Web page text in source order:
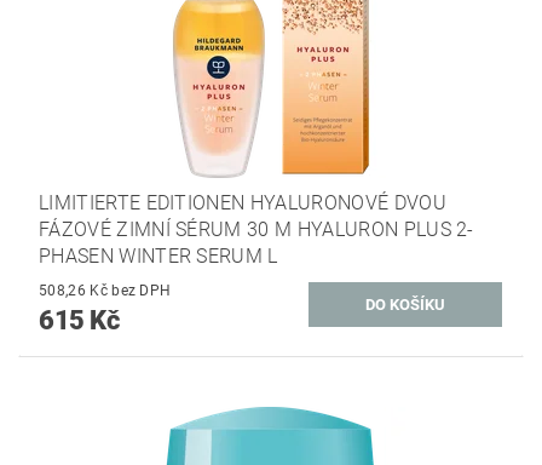
LIMITIERTE EDITIONEN HYALURONOVÉ DVOU
FÁZOVÉ ZIMNÍ SÉRUM 30 M HYALURON PLUS 2-
PHASEN WINTER SERUM L
508,26 Kč bez DPH
615 Kč